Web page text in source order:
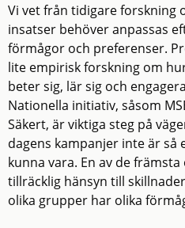
Vi vet från tidigare forskning
insatser behöver anpassas
förmågor och preferenser.
lite empirisk forskning om
beter sig, lär sig och
Nationella initiativ, såsom
Säkert, är viktiga steg på
dagens kampanjer inte är så
kunna vara. En av de
tillräcklig hänsyn till
olika grupper har olika